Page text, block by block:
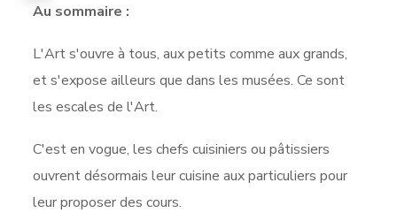
Au sommaire :
L'Art s'ouvre à tous, aux petits comme aux grands,
et s'expose ailleurs que dans les musées. Ce sont
les escales de l'Art.
C'est en vogue, les chefs cuisiniers ou pâtissiers
ouvrent désormais leur cuisine aux particuliers pour
leur proposer des cours.